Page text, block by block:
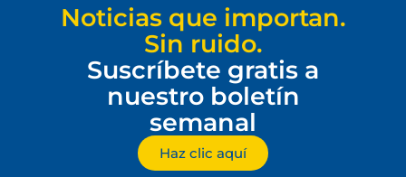
Noticias que importan.
Sin ruido.
Suscríbete gratis a
nuestro boletín
semanal
Haz clic aquí